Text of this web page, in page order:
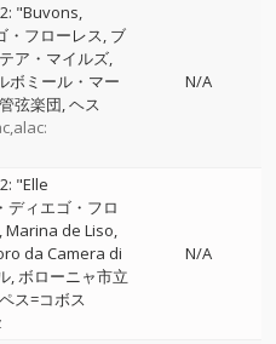
"Buvons,
・フローレス ブ
ア・マイルズ
ボミール・マー
弦楽団 ヘス
N/A
"Elle
ディエゴ・フロ
Marina de Liso
da Camera di
ボローニャ市立
ス=コボス
N/A